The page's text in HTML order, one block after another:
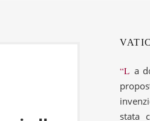
“La dottrina della fede che Dio rivelò non è
stata